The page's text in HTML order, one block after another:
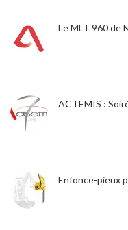
Le MLT 960 de
ACTEMIS :
Enfonce-pieux